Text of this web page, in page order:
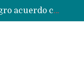
Reestructuración de fondo en área IA de Google pone en peligro acuerdo con Apple y salvataje de Siri
CXMT le dice NO a la venta de sus memorias a Apple y dará prioridad a Huawei y Xiaomi